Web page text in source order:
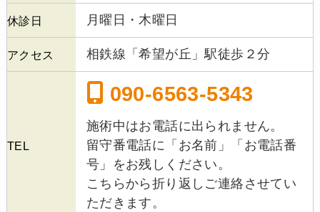
休診日 月曜日・木曜日
アクセス 相鉄線「希望が丘」駅徒歩２分
TEL
090-6563-5343
施術中はお電話に出られません。
留守番電話に「お名前」「お電話番
号」をお残しください。
こちらから折り返しご連絡させてい
ただきます。